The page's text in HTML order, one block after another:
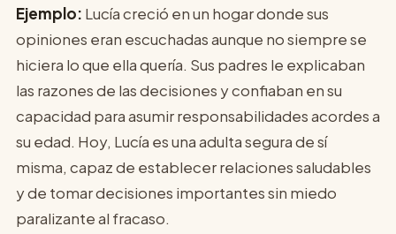
Ejemplo: Lucía creció en un hogar donde sus
opiniones eran escuchadas aunque no siempre se
hiciera lo que ella quería. Sus padres le explicaban
las razones de las decisiones y confiaban en su
capacidad para asumir responsabilidades acordes a
su edad. Hoy, Lucía es una adulta segura de sí
misma, capaz de establecer relaciones saludables
y de tomar decisiones importantes sin miedo
paralizante al fracaso.